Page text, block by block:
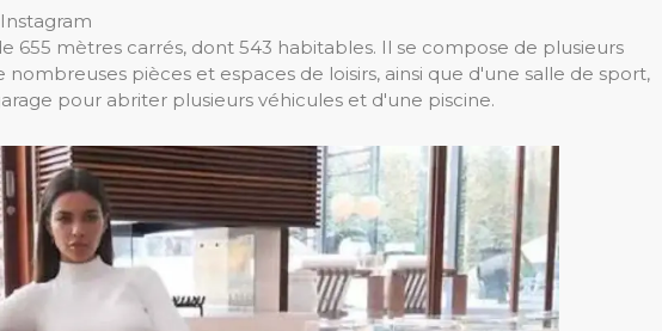
Instagram
655 mètres carrés, dont 543 habitables. Il se compose de plusieurs
nombreuses pièces et espaces de loisirs, ainsi que d'une salle de sport,
pour abriter plusieurs véhicules et d'une piscine.